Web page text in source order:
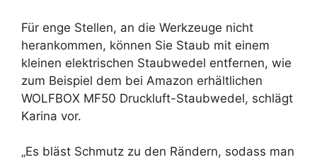
Für enge Stellen, an die Werkzeuge nicht
herankommen, können Sie Staub mit einem
kleinen elektrischen Staubwedel entfernen, wie
zum Beispiel dem bei Amazon erhältlichen
WOLFBOX MF50 Druckluft-Staubwedel, schlägt
Karina vor.
„Es bläst Schmutz zu den Rändern, sodass man